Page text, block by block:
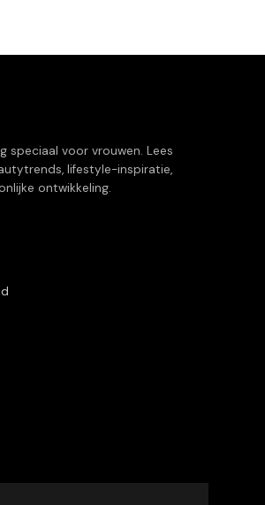
speciaal voor vrouwen. Lees
lifestyle-inspiratie,
ontwikkeling.